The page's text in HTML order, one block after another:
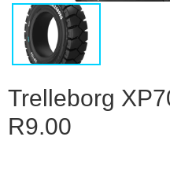
Избранное
Сравнение
Личный кабинет
Trelleborg
R9.00